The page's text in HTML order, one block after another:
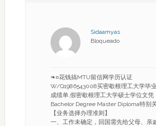
Sidaamyas
Bloqueado
❧¤花钱搞MTU留信网学历认证
W/Q1986543008买密歇根理工大学毕
成绩单,假密歇根理工大学硕士学位文凭
Bachelor Degree Master Diploma特别
【业务选择办理准则】
一、工作未确定，回国需先给父母、亲